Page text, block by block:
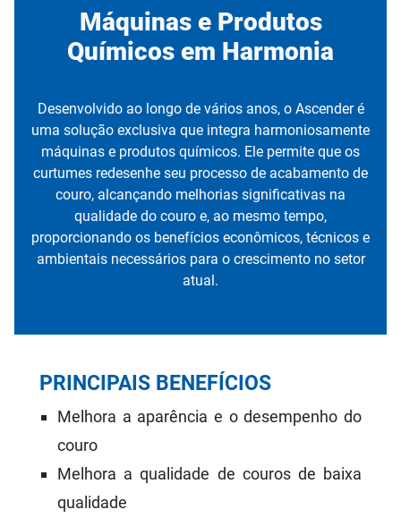
Máquinas e Produtos
Químicos em Harmonia
Desenvolvido ao longo de vários anos, o Ascender é
uma solução exclusiva que integra harmoniosamente
máquinas e produtos químicos. Ele permite que os
curtumes redesenhe seu processo de acabamento de
couro, alcançando melhorias significativas na
qualidade do couro e, ao mesmo tempo,
proporcionando os benefícios econômicos, técnicos e
ambientais necessários para o crescimento no setor
atual.
PRINCIPAIS BENEFÍCIOS
Melhora a aparência e o desempenho do
couro
Melhora a qualidade de couros de baixa
qualidade